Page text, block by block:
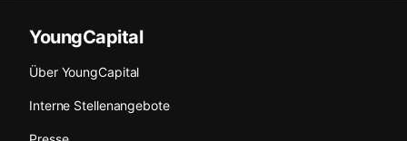
YoungCapital
Über YoungCapital
Interne Stellenangebote